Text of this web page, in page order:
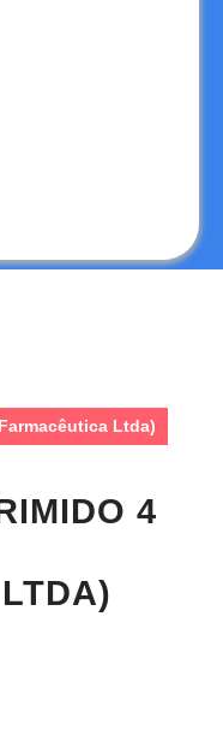
Ltda)
4